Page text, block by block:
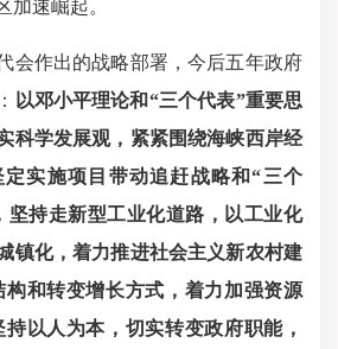
加速崛起。
会作出的战略部署，今后五年政府
以邓小平理论和“三个代表”重要思
科学发展观，紧紧围绕海峡西岸经
实施项目带动追赶战略和“三个
坚持走新型工业化道路，以工业化
镇化，着力推进社会主义新农村建
构和转变增长方式，着力加强资源
以人为本，切实转变政府职能，